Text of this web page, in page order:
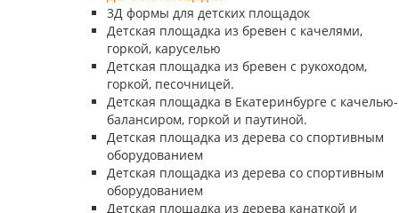
3Д формы для детских площадок
Детская площадка из бревен с качелями,
горкой, каруселью
Детская площадка из бревен с рукоходом,
горкой, песочницей.
Детская площадка в Екатеринбурге с качелью-
балансиром, горкой и паутиной.
Детская площадка из дерева со спортивным
оборудованием
Детская площадка из дерева со спортивным
оборудованием
Детская площадка из дерева канаткой и